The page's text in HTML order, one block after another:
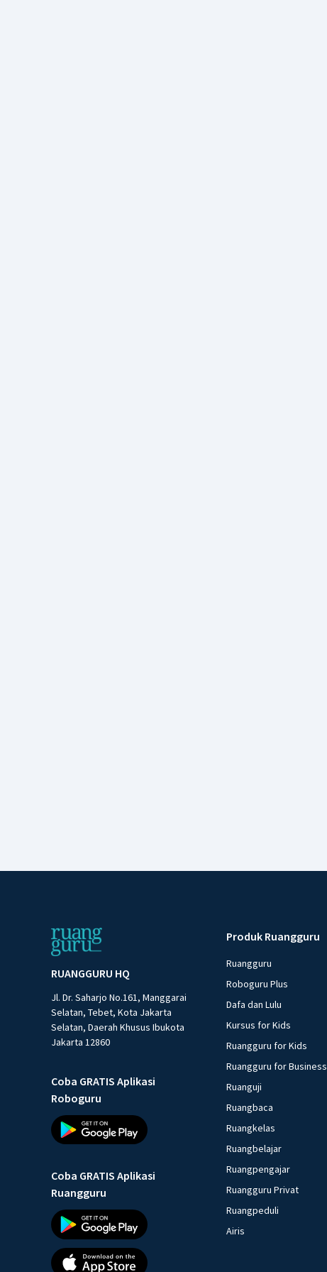
RUANGGURU HQ
Jl. Dr. Saharjo No.161, Manggarai
Selatan, Tebet, Kota Jakarta
Selatan, Daerah Khusus Ibukota
Jakarta 12860
Coba GRATIS Aplikasi
Roboguru
Coba GRATIS Aplikasi
Ruangguru
Produk Ruangguru
Ruangguru
Roboguru Plus
Dafa dan Lulu
Kursus for Kids
Ruangguru for Kids
Ruangguru for Business
Ruanguji
Ruangbaca
Ruangkelas
Ruangbelajar
Ruangpengajar
Ruangguru Privat
Ruangpeduli
Airis